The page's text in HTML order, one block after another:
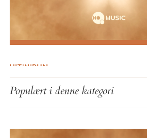
HIT'N'RUN
Hit’n’Run: Uge 44
Populært i denne kategori